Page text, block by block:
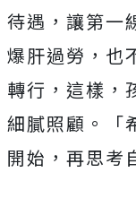
待遇，讓第一
爆肝過勞，也
轉行，這樣，
細膩照顧。「
開始， 再思考